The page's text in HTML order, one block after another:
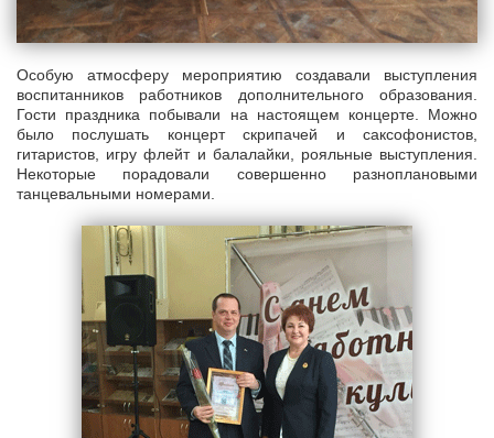
Особую атмосферу мероприятию создавали выступления
воспитанников работников дополнительного образования.
Гости праздника побывали на настоящем концерте. Можно
было послушать концерт скрипачей и саксофонистов,
гитаристов, игру флейт и балалайки, рояльные выступления.
Некоторые порадовали совершенно разноплановыми
танцевальными номерами.